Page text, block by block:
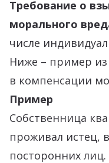
Требование о
морального
числе
Ниже – пример из
в компенсации
Пример
Собственница
проживал истец,
посторонних лиц.